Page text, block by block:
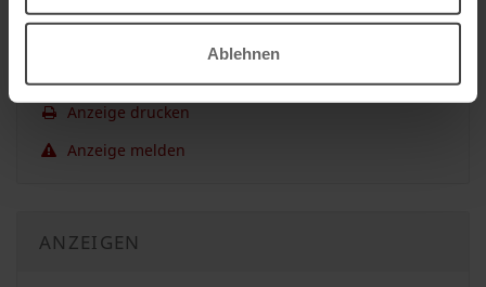
Ablehnen
GESUCH
Anzeige drucken
Anzeige melden
ANZEIGEN